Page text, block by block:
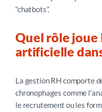
“chatbots”.
Quel rôle joue
artificielle
La gestion RH comporte
chronophages comme
le recrutement ou les